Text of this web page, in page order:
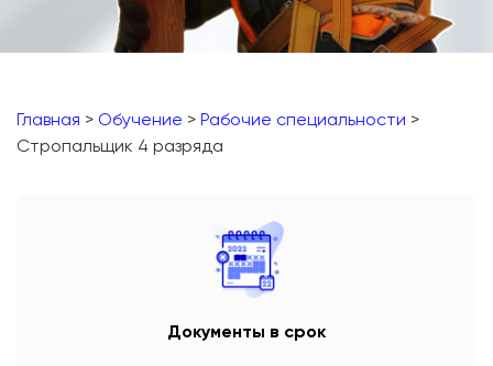
Главная > Обучение > Рабочие специальности >
Стропальщик 4 разряда
Документы в срок